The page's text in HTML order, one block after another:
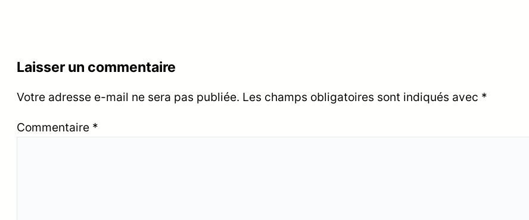
Laisser un commentaire
Votre adresse e-mail ne sera pas publiée. Les champs obligatoires sont indiqués avec *
Commentaire *